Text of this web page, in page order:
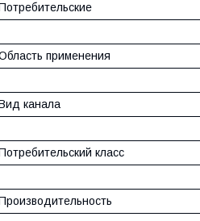
применения
канала
класс